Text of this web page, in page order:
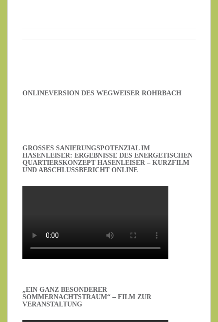
ONLINEVERSION DES WEGWEISER ROHRBACH
GROSSES SANIERUNGSPOTENZIAL IM H
ASENLEISER: ERGEBNISSE DES ENERGETISCHEN Q
UARTIERSKONZEPT HASENLEISER – KURZFILM U
ND ABSCHLUSSBERICHT ONLINE
„EIN GANZ BESONDERER
SOMMERNACHTSTRAUM“ – FILM ZUR
VERANSTALTUNG